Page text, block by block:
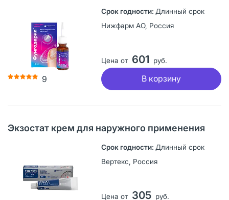
9
Длинный срок
Нижфарм АО, Россия
Цена от 601 руб.
В корзину
Экзостат крем для наружного применения
Длинный срок
Вертекс, Россия
Цена от 305 руб.